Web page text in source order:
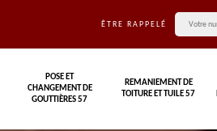
ÊTRE RAPPELÉ
POSE ET
CHANGEMENT DE
GOUTTIÈRES 57
REMANIEMENT DE
TOITURE ET TUILE 57